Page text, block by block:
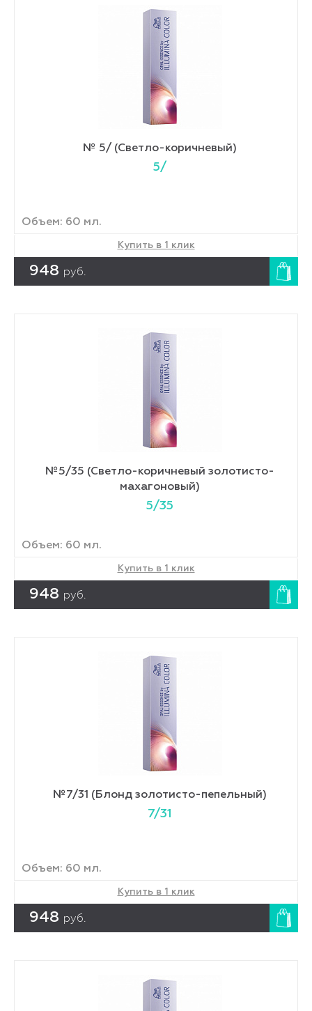
№ 5/ (Светло-коричневый)
5/
Объем: 60 мл.
Купить в 1 клик
948 руб.
№5/35 (Светло-коричневый золотисто-
махагоновый)
5/35
Объем: 60 мл.
Купить в 1 клик
948 руб.
№7/31 (Блонд золотисто-пепельный)
7/31
Объем: 60 мл.
Купить в 1 клик
948 руб.